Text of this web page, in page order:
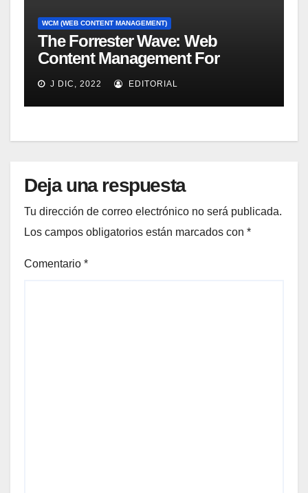
WCM (WEB CONTENT MANAGEMENT)
The Forrester Wave: Web
Content Management For
Online Customer Experience, Q3
2011
J DIC, 2022 EDITORIAL
Deja una respuesta
Tu dirección de correo electrónico no será publicada.
Los campos obligatorios están marcados con *
Comentario *